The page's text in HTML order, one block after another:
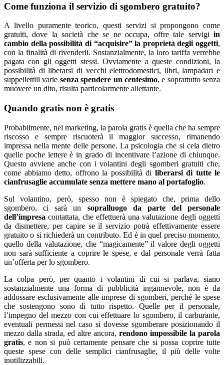
Come funziona il servizio di sgombero gratuito?
A livello puramente teorico, questi servizi si propongono come
gratuiti, dove la società che se ne occupa, offre tale servigi in
cambio della possibilità di “acquisire” la proprietà degli oggetti,
con la finalità di rivenderli. Sostanzialmente, la loro tariffa verrebbe
pagata con gli oggetti stessi. Ovviamente a queste condizioni, la
possibilità di liberarsi di vecchi elettrodomestici, libri, lampadari e
suppellettili varie senza spendere un centesimo, e soprattutto senza
muovere un dito, risulta particolarmente allettante.
Quando gratis non è gratis
Probabilmente, nel marketing, la parola gratis è quella che ha sempre
riscosso e sempre riscuoterà il maggior successo, rimanendo
impressa nella mente delle persone. La psicologia che si cela dietro
quelle poche lettere è in grado di incentivare l’azione di chiunque.
Questo avviene anche con i volantini degli sgomberi gratuiti che,
come abbiamo detto, offrono la possibilità di liberarsi di tutte le
cianfrusaglie accumulate senza mettere mano al portafoglio.
Sul volantino, però, spesso non è spiegato che, prima dello
sgombero, ci sarà un sopralluogo da parte del personale
dell’impresa contattata, che effettuerà una valutazione degli oggetti
da dismettere, per capire se il servizio potrà effettivamente essere
gratuito o si richiederà un contributo. Ed è in quel preciso momento,
quello della valutazione, che “magicamente” il valore degli oggetti
non sarà sufficiente a coprire le spese, e dal personale verrà fatta
un’offerta per lo sgombero.
La colpa però, per quanto i volantini di cui si parlava, siano
sostanzialmente una forma di pubblicità ingannevole, non è da
addossare esclusivamente alle imprese di sgomberi, perché le spese
che sostengono sono di tutto rispetto. Quelle per il personale,
l’impegno del mezzo con cui effettuare lo sgombero, il carburante,
eventuali permessi nel caso si dovesse sgomberare posizionando il
mezzo dalla strada, ed altre ancora, rendono impossibile la parola
gratis, e non si può certamente pensare che si possa coprire tutte
queste spese con delle semplici cianfrusaglie, il più delle volte
inutilizzabili.